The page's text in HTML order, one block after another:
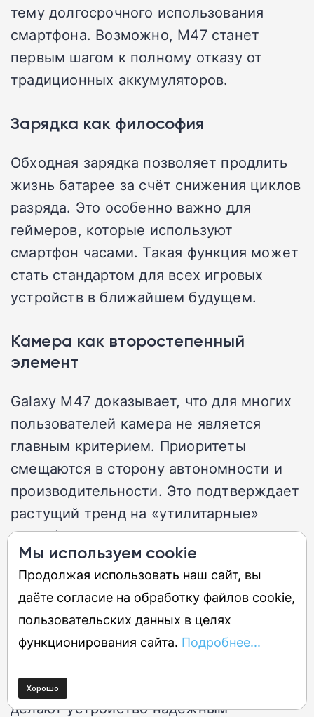
тему долгосрочного использования
смартфона. Возможно, M47 станет
первым шагом к полному отказу от
традиционных аккумуляторов.
Зарядка как философия
Обходная зарядка позволяет продлить
жизнь батарее за счёт снижения циклов
разряда. Это особенно важно для
геймеров, которые используют
смартфон часами. Такая функция может
стать стандартом для всех игровых
устройств в ближайшем будущем.
Камера как второстепенный
элемент
Galaxy M47 доказывает, что для многих
пользователей камера не является
главным критерием. Приоритеты
смещаются в сторону автономности и
производительности. Это подтверждает
растущий тренд на «утилитарные»
смартфоны.
Экосистемный подход
M47 легко вписывается в экосистему
Samsung благодаря One UI и долгой
патчи безопасности до 2032 года
делают устройство надёжным
Мы используем cookie
Продолжая использовать наш сайт, вы
даёте согласие на обработку файлов cookie,
пользовательских данных в целях
функционирования сайта. Подробнее...